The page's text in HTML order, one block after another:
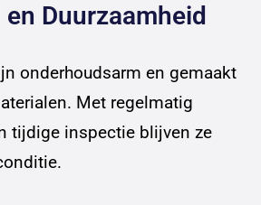
Duurzaamheid
onderhoudsarm en gemaakt
Met regelmatig
tijdige inspectie blijven ze